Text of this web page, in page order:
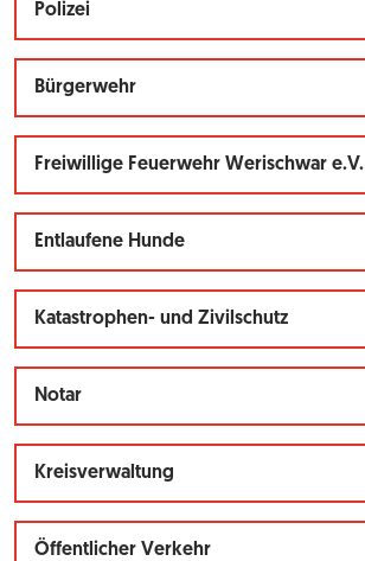
Polizei
Bürgerwehr
Freiwillige Feuerwehr Werischwar e.V.
Entlaufene Hunde
Katastrophen- und Zivilschutz
Notar
Kreisverwaltung
Öffentlicher Verkehr